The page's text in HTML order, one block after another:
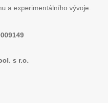
a experimentálního vývoje.
s r.o.